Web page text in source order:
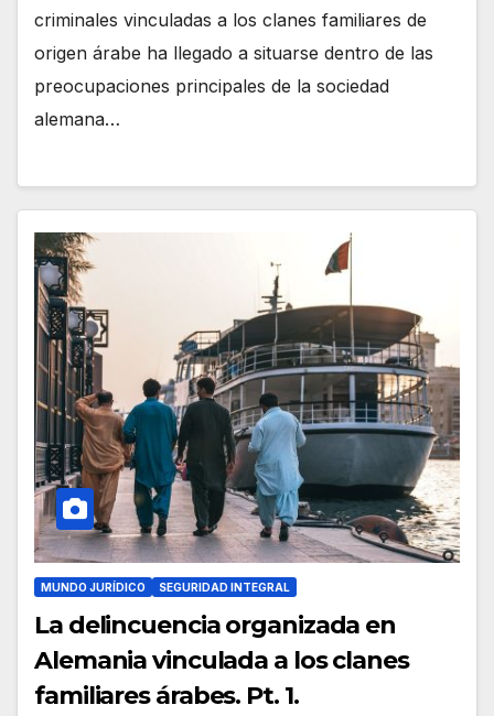
criminales vinculadas a los clanes familiares de
origen árabe ha llegado a situarse dentro de las
preocupaciones principales de la sociedad
alemana…
MUNDO JURÍDICO SEGURIDAD INTEGRAL
La delincuencia organizada en
Alemania vinculada a los clanes
familiares árabes. Pt. 1.